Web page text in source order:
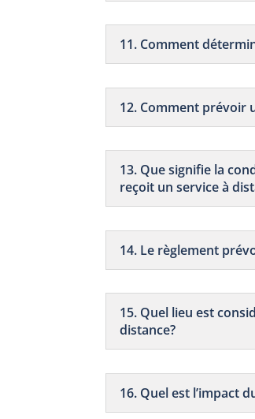
11. Comment
12. Comment prévoir
13. Que signifie la
reçoit un service à
14. Le règlement
15. Quel lieu est
distance?
16. Quel est l’impact